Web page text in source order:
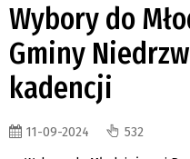
Wybory do
Gminy
kadencji
11-09-2024 532